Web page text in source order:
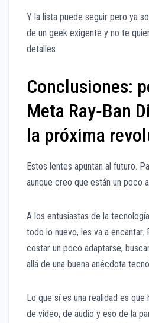
Y la lista puede seguir pero ya
de un geek exigente y no te
detalles.
Conclusiones:
Meta Ray‑Ban
la próxima
Estos lentes apuntan al futuro.
aunque creo que están un poco
A los entusiastas de la
todo lo nuevo, les va a encantar.
costar un poco adaptarse,
allá de una buena anécdota
Lo que sí es una realidad es que
de video, de audio y eso de la